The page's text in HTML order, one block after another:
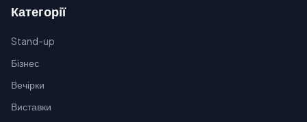
Категорії
Stand-up
Бізнес
Вечірки
Виставки